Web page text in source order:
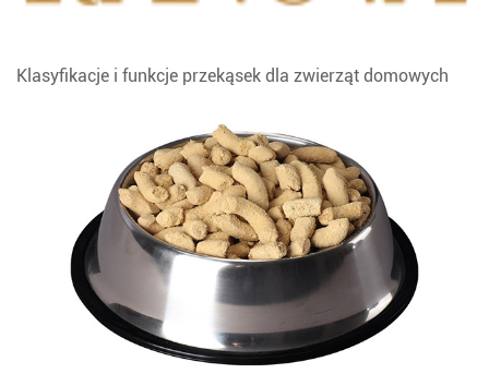
Klasyfikacje i funkcje przekąsek dla zwierząt domowych